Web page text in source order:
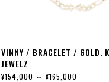
VINNY / BRACELET / GOLD.
JEWELZ
¥154,000 ～ ¥165,000